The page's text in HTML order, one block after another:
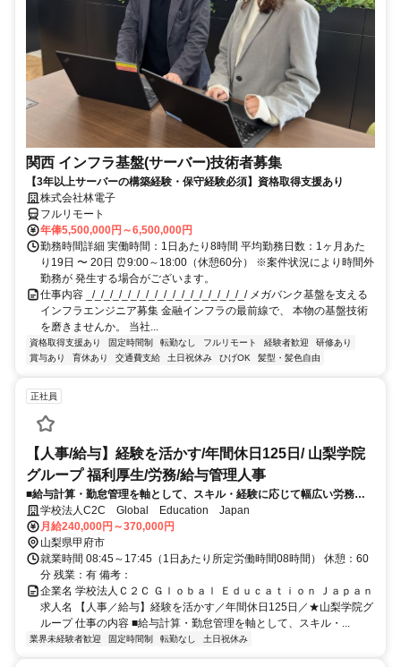
関西 インフラ基盤(サーバー)技術者募集
【3年以上サーバーの構築経験・保守経験必須】資格取得支援あり
株式会社林電子
フルリモート
年俸5,500,000円～6,500,000円
勤務時間詳細 実働時間：1日あたり8時間 平均勤務日数：1ヶ月あた
り19日 〜 20日 ⏰9:00～18:00（休憩60分） ※案件状況により時間外
勤務が 発生する場合がございます。
仕事内容 _/_/_/_/_/_/_/_/_/_/_/_/_/_/_/_/_/_/ メガバンク基盤を支える
インフラエンジニア募集 金融インフラの最前線で、 本物の基盤技術
を磨きませんか。 当社...
資格取得支援あり 固定時間制 転勤なし フルリモート 経験者歓迎
研修あり
賞与あり
育休あり 交通費支給 土日祝休み ひげOK 髪型・髪色自由
正社員
【人事/給与】経験を活かす/年間休日125日/ 山梨学院
グループ 福利厚生/労務/給与管理人事
■給与計算・勤怠管理を軸として、スキル・経験に応じて幅広い労務管
理（福利厚生、採用、評価、人材教育、労務問題対応等）を担当いただ
きます。
学校法人C2C Global Education Japan
月給240,000円～370,000円
山梨県甲府市
就業時間 08:45～17:45（1日あたり所定労働時間08時間） 休憩：60
分 残業：有 備考：
企業名 学校法人Ｃ２Ｃ Ｇｌｏｂａｌ Ｅｄｕｃａｔｉｏｎ Ｊａｐａｎ
求人名 【人事／給与】経験を活かす／年間休日125日／★山梨学院グ
ループ 仕事の内容 ■給与計算・勤怠管理を軸として、スキル・...
業界未経験者歓迎 固定時間制 転勤なし 土日祝休み